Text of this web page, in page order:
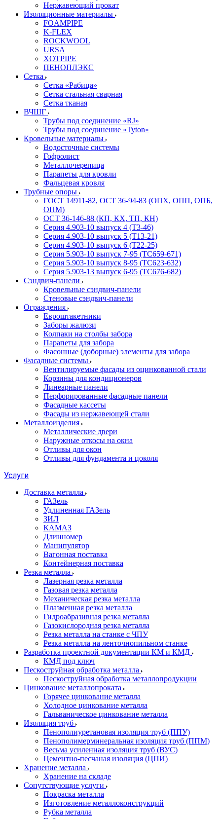
Нержавеющий прокат
Изоляционные материалы
FOAMPIPE
K-FLEX
ROCKWOOL
URSA
XOTPIPE
ПЕНОПЛЭКС
Сетка
Сетка «Рабица»
Сетка стальная сварная
Сетка тканая
ВЧШГ
Трубы под соединение «RJ»
Трубы под соединение «Tyton»
Кровельные материалы
Водосточные системы
Гофролист
Металлочерепица
Парапеты для кровли
Фальцевая кровля
Трубные опоры
ГОСТ 14911-82, ОСТ 36-94-83 (ОПХ, ОПП, ОПБ,
ОПМ)
ОСТ 36-146-88 (КП, КХ, ТП, КН)
Серия 4.903-10 выпуск 4 (Т3-46)
Серия 4.903-10 выпуск 5 (Т13-21)
Серия 4.903-10 выпуск 6 (Т22-25)
Серия 5.903-10 выпуск 7-95 (ТС659-671)
Серия 5.903-10 выпуск 8-95 (ТС623-632)
Серия 5.903-13 выпуск 6-95 (ТС676-682)
Сэндвич-панели
Кровельные сэндвич-панели
Стеновые сэндвич-панели
Ограждения
Евроштакетники
Заборы жалюзи
Колпаки на столбы забора
Парапеты для забора
Фасонные (доборные) элементы для забора
Фасадные системы
Вентилируемые фасады из оцинкованной стали
Корзины для кондиционеров
Линеарные панели
Перфорированные фасадные панели
Фасадные кассеты
Фасады из нержавеющей стали
Металлоизделия
Металлические двери
Наружные откосы на окна
Отливы для окон
Отливы для фундамента и цоколя
Услуги
Доставка металла
ГАЗель
Удлиненная ГАЗель
ЗИЛ
КАМАЗ
Длинномер
Манипулятор
Вагонная поставка
Контейнерная поставка
Резка металла
Лазерная резка металла
Газовая резка металла
Механическая резка металла
Плазменная резка металла
Гидроабразивная резка металла
Газокислородная резка металла
Резка металла на станке с ЧПУ
Резка металла на ленточнопильном станке
Разработка проектной документации КМ и КМД
КМД под ключ
Пескоструйная обработка металла
Пескоструйная обработка металлопродукции
Цинкование металлопроката
Горячее цинкование металла
Холодное цинкование металла
Гальваническое цинкование металла
Изоляция труб
Пенополиуретановая изоляция труб (ППУ)
Пенополимерминеральная изоляция труб (ППМ)
Весьма усиленная изоляция труб (ВУС)
Цементно-песчаная изоляция (ЦПИ)
Хранение металла
Хранение на складе
Сопутствующие услуги
Покраска металла
Изготовление металлоконструкций
Рубка металла